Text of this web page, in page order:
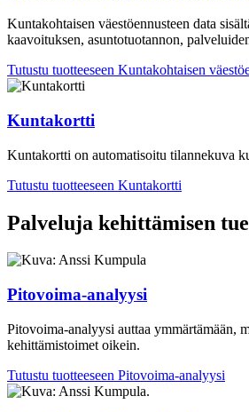
Kuntakohtaisen väestöennusteen data
kaavoituksen, asuntotuotannon,
Tutustu tuotteeseen Kuntakohtaisen
Kuntakortti
Kuntakortti on automatisoitu tilannekuva
Tutustu tuotteeseen Kuntakortti
Palveluja kehittämisen
Pitovoima-analyysi
Pitovoima-analyysi auttaa ymmärtämään,
kehittämistoimet oikein.
Tutustu tuotteeseen Pitovoima-analyysi